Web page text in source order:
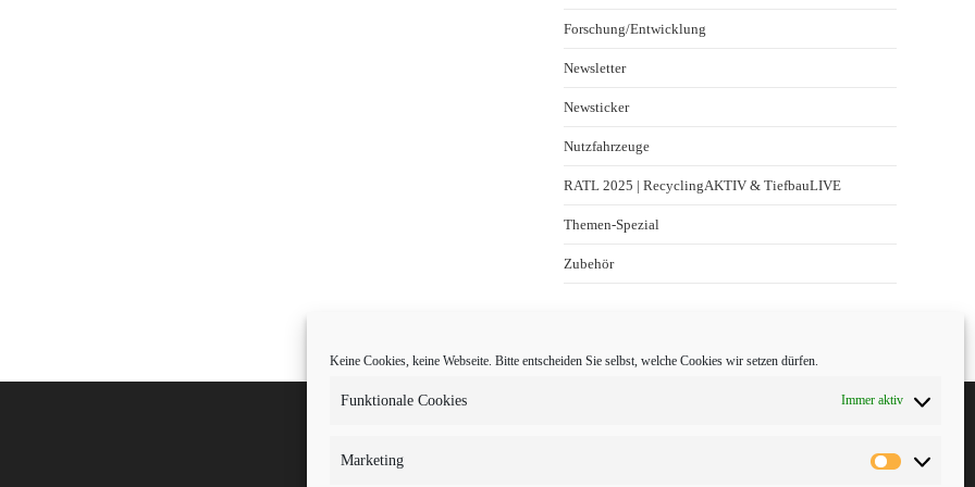
Keine Cookies, keine Webseite. Bitte entscheiden Sie selbst, welche Cookies wir setzen dürfen.
Funktionale Cookies Immer aktiv
Marketing
Forschung/Entwicklung
Newsletter
Newsticker
Nutzfahrzeuge
RATL 2025 | RecyclingAKTIV & TiefbauLIVE
Themen-Spezial
Zubehör